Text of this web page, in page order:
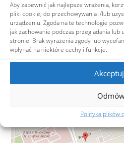
Aby zapewnić jak najlepsze wrażenia,
pliki cookie, do przechowywania i/lub
urządzeniu. Zgoda na te technologie
jak zachowanie podczas przeglądania
stronie. Brak wyrażenia zgody lub
wpłynąć na niektóre cechy i funkcje.
Polityka plików
tel: 22 628 05 45
fax: 22 622 48 35
e-mail:ixlo@hoffmanowa.pl
Adres do e-Doręczeń